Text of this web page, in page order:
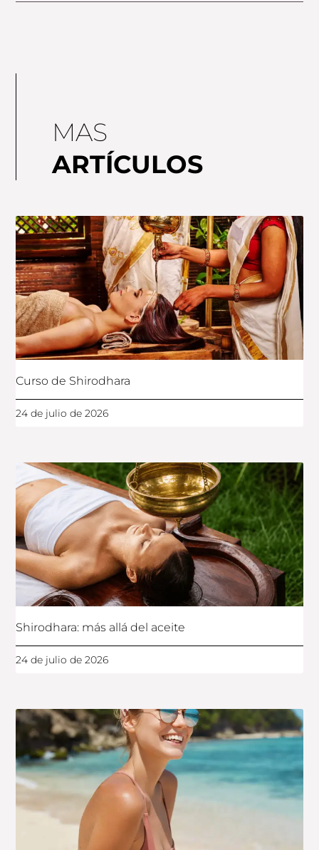
MAS
ARTÍCULOS
Curso de Shirodhara
24 de julio de 2026
Shirodhara: más allá del aceite
24 de julio de 2026